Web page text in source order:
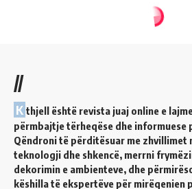
//
K thjell është revista juaj online e
përmbajtje tërheqëse dhe informuese
Qëndroni të përditësuar me zhvillimet
teknologji dhe shkencë, merrni
dekorimin e ambienteve, dhe
këshilla të ekspertëve për mirëqenien